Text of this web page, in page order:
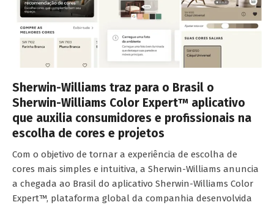
Sherwin-Williams traz para o Brasil o
Sherwin-Williams Color Expert™ aplicativo
que auxilia consumidores e profissionais na
escolha de cores e projetos
Com o objetivo de tornar a experiência de escolha de
cores mais simples e intuitiva, a Sherwin-Williams anuncia
a chegada ao Brasil do aplicativo Sherwin-Williams Color
Expert™, plataforma global da companhia desenvolvida